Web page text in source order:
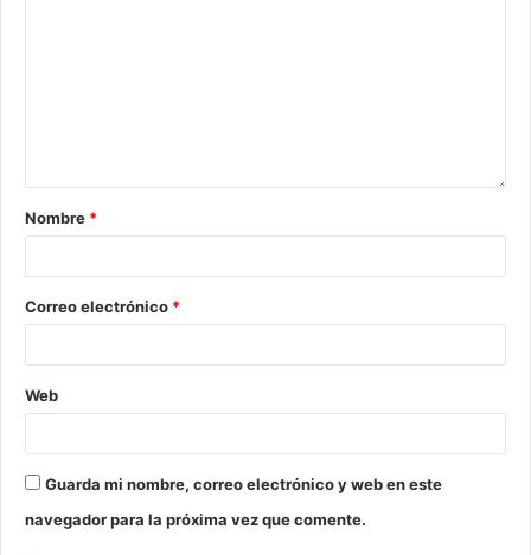
Nombre *
Correo electrónico *
Web
Guarda mi nombre, correo electrónico y web en este
navegador para la próxima vez que comente.